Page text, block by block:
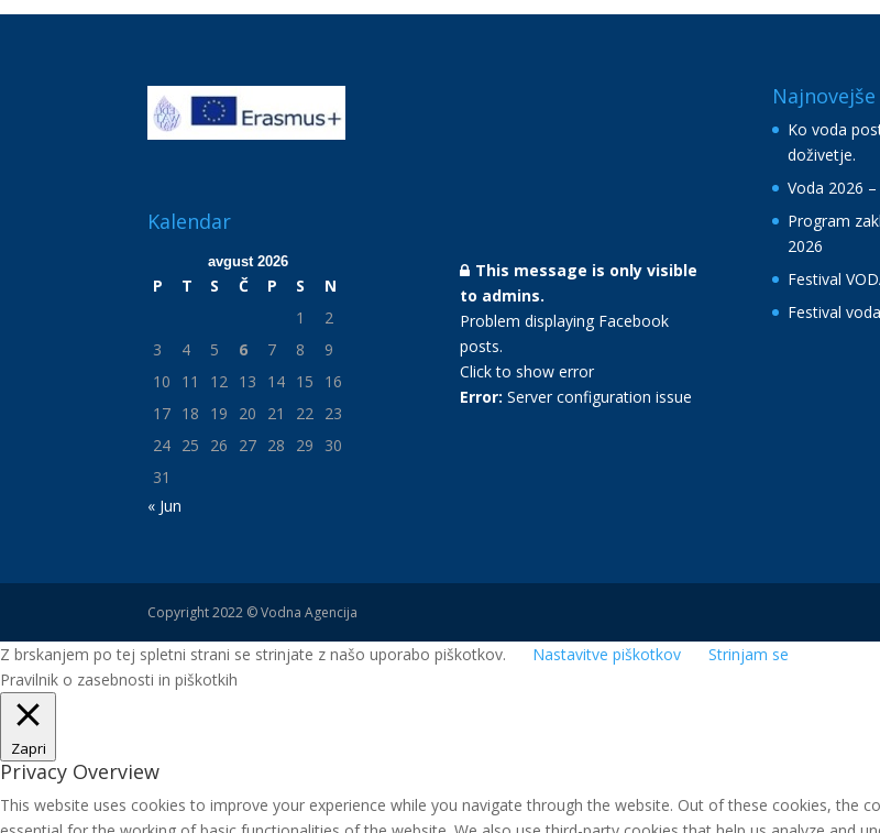
Kalendar
avgust 2026
P T S Č P S
N
1
2
3
4 5 6 7 8
9
10
11 12 13 14 15
16
17 18 19 20 21 22 23
24 25 26 27 28 29
30
31
« Jun
This message is only visible
to admins.
Problem displaying Facebook
posts.
Click to show error
Error: Server configuration issue
Ko voda
doživetje.
Voda 2026
Program
2026
Festival
Festival
Copyright 2022 © Vodna Agencija
Z brskanjem po tej spletni strani se strinjate z našo uporabo piškotkov. Nastavitve piškotkov
Strinjam se
Pravilnik o zasebnosti in piškotkih
Zapri
Privacy Overview
This website uses cookies to improve your experience while you navigate through the website. Out of these cookies, the